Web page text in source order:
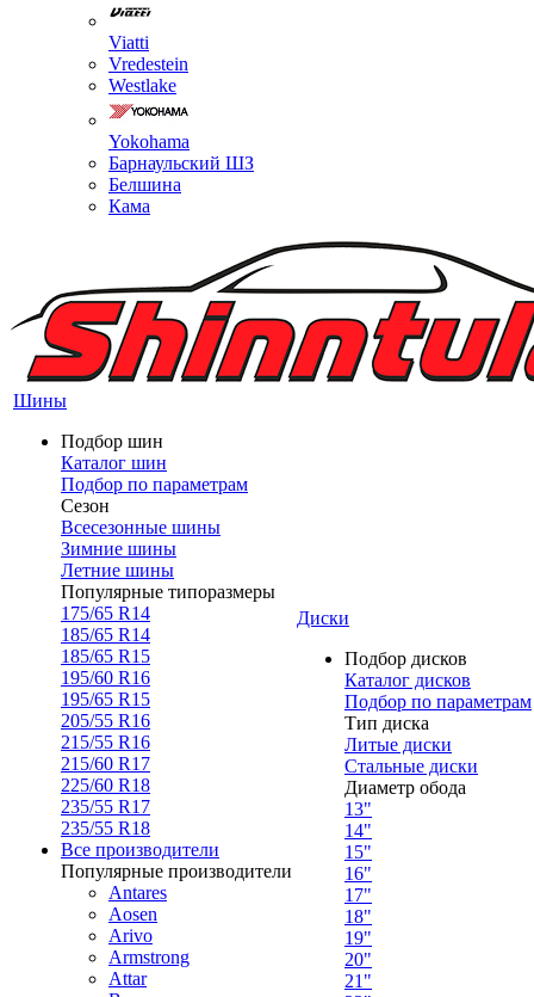
Viatti
Vredestein
Westlake
Yokohama
Барнаульский ШЗ
Белшина
Кама
Шины
Подбор шин
Каталог шин
Подбор по параметрам
Сезон
Всесезонные шины
Зимние шины
Летние шины
Популярные типоразмеры
175/65 R14
185/65 R14
185/65 R15
195/60 R16
195/65 R15
205/55 R16
215/55 R16
215/60 R17
225/60 R18
235/55 R17
235/55 R18
Все производители
Популярные производители
Antares
Aosen
Arivo
Armstrong
Attar
Диски
Подбор дисков
Каталог дисков
Подбор по параметрам
Тип диска
Литые диски
Стальные диски
Диаметр обода
13"
14"
15"
16"
17"
18"
19"
20"
21"